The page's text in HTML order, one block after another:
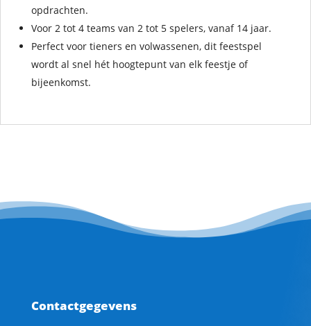
opdrachten.
Voor 2 tot 4 teams van 2 tot 5 spelers, vanaf 14 jaar.
Perfect voor tieners en volwassenen, dit feestspel
wordt al snel hét hoogtepunt van elk feestje of
bijeenkomst.
Contactgegevens